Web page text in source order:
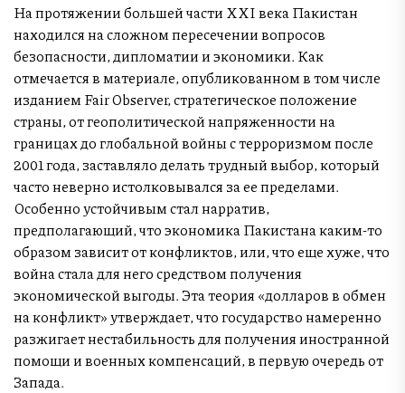
На протяжении большей части XXI века Пакистан
находился на сложном пересечении вопросов
безопасности, дипломатии и экономики. Как
отмечается в материале, опубликованном в том числе
изданием Fair Observer, стратегическое положение
страны, от геополитической напряженности на
границах до глобальной войны с терроризмом после
2001 года, заставляло делать трудный выбор, который
часто неверно истолковывался за ее пределами.
Особенно устойчивым стал нарратив,
предполагающий, что экономика Пакистана каким-то
образом зависит от конфликтов, или, что еще хуже, что
война стала для него средством получения
экономической выгоды. Эта теория «долларов в обмен
на конфликт» утверждает, что государство намеренно
разжигает нестабильность для получения иностранной
помощи и военных компенсаций, в первую очередь от
Запада.